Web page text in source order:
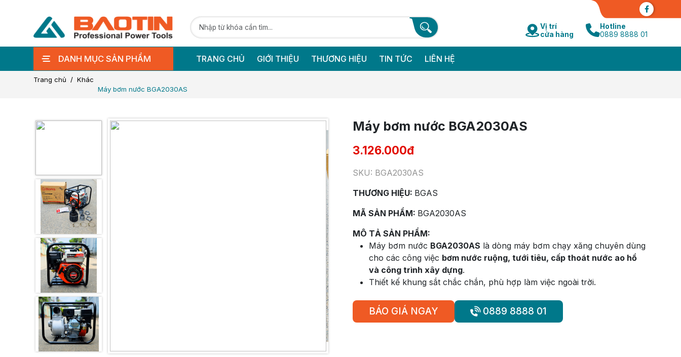
Vị trí
cửa hàng
Hotline
0889 8888 01
DANH MỤC SẢN PHẨM TRANG CHỦ GIỚI THIỆU THƯƠNG HIỆU TIN TỨC LIÊN HỆ
Trang chủ
Khác
Máy bơm nước BGA2030AS
Máy bơm nước BGA2030AS
3.126.000đ
SKU: BGA2030AS
THƯƠNG HIỆU: BGAS
MÃ SẢN PHẨM: BGA2030AS
MÔ TẢ SẢN PHẨM:
Máy bơm nước BGA2030AS là dòng máy bơm chạy xăng chuyên dùng
cho các công việc bơm nước ruộng, tưới tiêu, cấp thoát nước ao hồ
và công trình xây dựng.
Thiết kế khung sắt chắc chắn, phù hợp làm việc ngoài trời.
BÁO GIÁ NGAY 0889 8888 01